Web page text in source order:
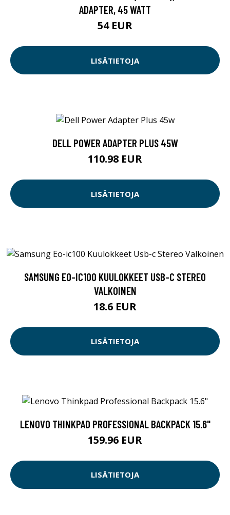
ADAPTER, 45 WATT
54 EUR
LISÄTIETOJA
DELL POWER ADAPTER PLUS 45W
110.98 EUR
LISÄTIETOJA
SAMSUNG EO-IC100 KUULOKKEET USB-C STEREO
VALKOINEN
18.6 EUR
LISÄTIETOJA
LENOVO THINKPAD PROFESSIONAL BACKPACK 15.6"
159.96 EUR
LISÄTIETOJA